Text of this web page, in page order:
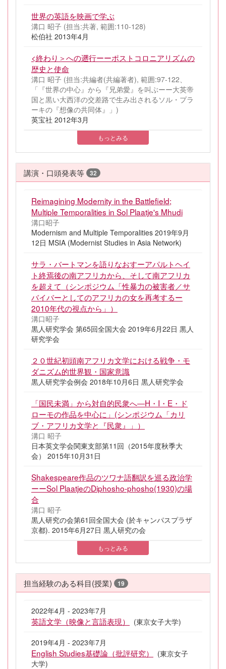
世界の英語を映画で学ぶ
溝口 昭子 (担当:共著, 範囲:110-128)
松伯社 2013年4月
<終わり＞への遡行ーーポストコロニアリズムの
歴史と使命
溝口 昭子 (担当:共編者(共編著者), 範囲:97-122、
「『世界の中心』から『兄弟愛』を叫ぶーー大英帝
国と黒い大西洋の交差路で生み出されるソル・プラ
ーキの『想像の共同体』」)
英宝社 2012年3月
もっとみる
講演・口頭発表等 32
Reimagining Modernity in the Battlefield;
Multiple Temporalities in Sol Plaatje's Mhudi
溝口昭子
Modernism and Multiple Temporalities 2019年9月
12日 MSIA (Modernist Studies in Asia Network)
サラ・バートマンを語りなおすーアパルトヘイ
ト終焉後の南アフリカから、そして南アフリカ
を超えて（シンポジウム「性暴力の被害者／サ
バイバーとしてのアフリカの女を再考するー
2010年代の視点から」）
溝口昭子
黒人研究学会 第65回全国大会 2019年6月22日 黒人
研究学会
２０世紀初頭南アフリカ文学における戦争・モ
ダニズム的世界観・国家意識
黒人研究学会例会 2018年10月6日 黒人研究学会
「国民未満」から対自的民衆へ―H・I・E・ド
ローモの作品を中心に」(シンポジウム「カリ
ブ・アフリカ文学と『民衆』」）
溝口 昭子
日本英文学会関東支部第11回（2015年度秋季大
会） 2015年10月31日
Shakespeare作品のツワナ語翻訳を巡る政治学
ーーSol PlaatjeのDiphosho-phosho(1930)の場
合
溝口 昭子
黒人研究の会第61回全国大会 (於キャンパスプラザ
京都). 2015年6月27日 黒人研究の会
もっとみる
担当経験のある科目(授業) 19
2022年4月 - 2023年7月
英語文学（映像と言語表現） (東京女子大学)
2019年4月 - 2023年7月
English Studies基礎論（批評研究）
(東京女子
大学)